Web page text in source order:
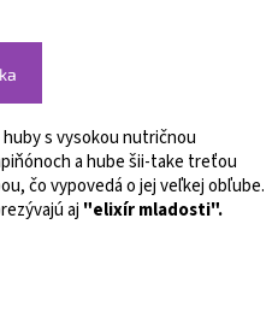
s vysokou nutričnou
a hube šii-take treťou
čo vypovedá o jej veľkej obľube.
aj "elixír mladosti".